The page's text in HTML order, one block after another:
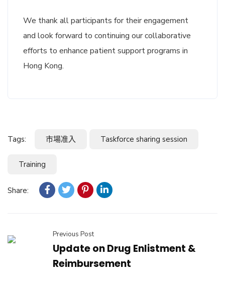
We thank all participants for their engagement
and look forward to continuing our collaborative
efforts to enhance patient support programs in
Hong Kong.
Tags: 市場准入 Taskforce sharing session
Training
Share:
Previous Post
Update on Drug Enlistment &
Reimbursement